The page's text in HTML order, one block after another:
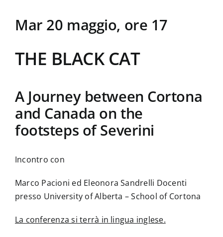
Mar 20 maggio, ore 17
THE BLACK CAT
A Journey between Cortona
and Canada on the
footsteps of Severini
Incontro con
Marco Pacioni ed Eleonora Sandrelli Docenti
presso University of Alberta – School of Cortona
La conferenza si terrà in lingua inglese.